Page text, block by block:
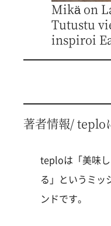
Mikä on
Tutustu
inspiroi
著者情報/ teplo
teploは「美味
る」というミッ
ンドです。